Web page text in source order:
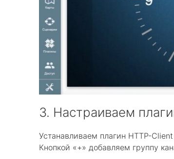
3. Настраиваем
Устанавливаем плагин HTTP-
Кнопкой «+» добавляем группу